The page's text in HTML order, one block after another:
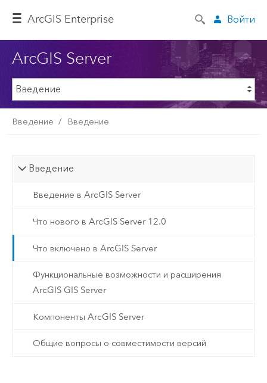
ArcGIS Enterprise Войти
ArcGIS Server
Введение Введение
Введение
Введение в ArcGIS Server
Что нового в ArcGIS Server 12.0
Что включено в ArcGIS Server
Функциональные возможности и расширения
ArcGIS GIS Server
Компоненты ArcGIS Server
Общие вопросы о совместимости версий